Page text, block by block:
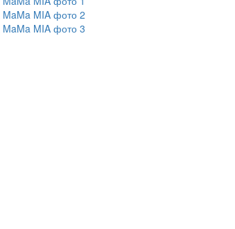
MIA фото 2
MIA фото 3